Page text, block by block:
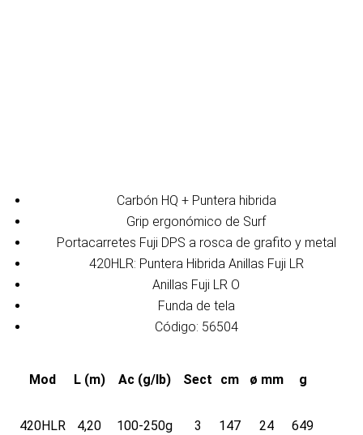
Carbón HQ + Puntera hibrida
Grip ergonómico de Surf
Portacarretes Fuji DPS a rosca de grafito y metal
420HLR: Puntera Hibrida Anillas Fuji LR
Anillas Fuji LR O
Funda de tela
Código: 56504
Mod L (m) Ac (g/lb) Sect cm ø mm g
420HLR 4,20 100-250g 3 147 24 649